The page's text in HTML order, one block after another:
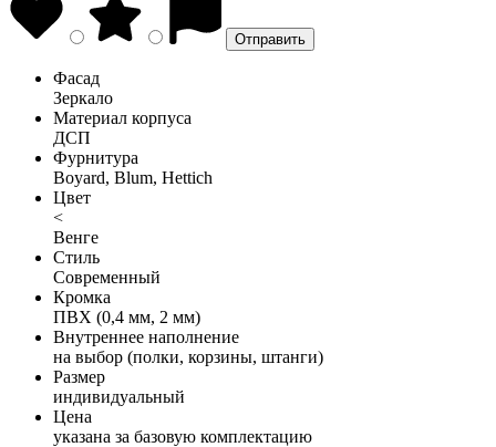
Фасад
Зеркало
Материал корпуса
ДСП
Фурнитура
Boyard, Blum, Hettich
Цвет
<
Венге
Стиль
Современный
Кромка
ПВХ (0,4 мм, 2 мм)
Внутреннее наполнение
на выбор (полки, корзины, штанги)
Размер
индивидуальный
Цена
указана за базовую комплектацию